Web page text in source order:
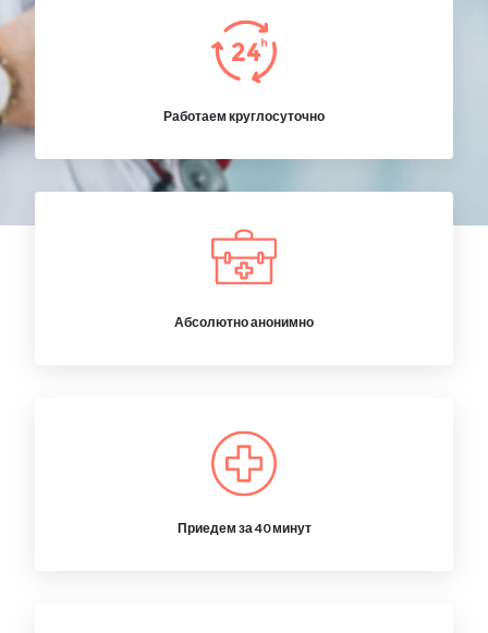
Работаем круглосуточно
Абсолютно анонимно
Приедем за 40 минут